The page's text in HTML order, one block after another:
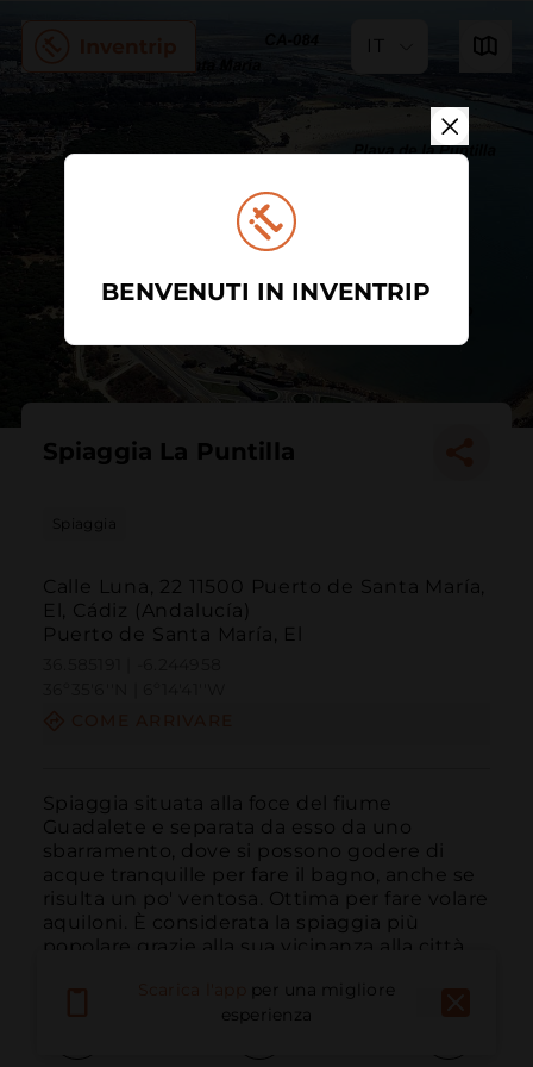
IT
Spiaggia La Puntilla
Spiaggia
Calle Luna, 22 11500 Puerto de Santa María,
El, Cádiz (Andalucía)
Puerto de Santa María, El
Spiaggia situata alla foce del fiume
Guadalete e separata da esso da uno
sbarramento, dove si possono godere di
acque tranquille per fare il bagno, anche se
risulta un po' ventosa. Ottima per fare volare
aquiloni. È considerata la spiaggia più
popolare grazie alla sua vicinanza alla città.
per una migliore
esperienza
BENVENUTI IN INVENTRIP